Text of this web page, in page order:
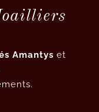
Amantys et